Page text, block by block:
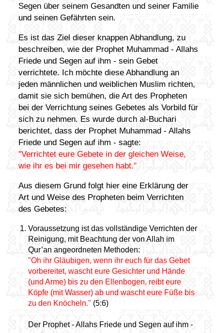
Segen über seinem Gesandten und seiner Familie
und seinen Gefährten sein.
Es ist das Ziel dieser knappen Abhandlung, zu
beschreiben, wie der Prophet Muhammad - Allahs
Friede und Segen auf ihm - sein Gebet
verrichtete. Ich möchte diese Abhandlung an
jeden männlichen und weiblichen Muslim richten,
damit sie sich bemühen, die Art des Propheten
bei der Verrichtung seines Gebetes als Vorbild für
sich zu nehmen. Es wurde durch al-Buchari
berichtet, dass der Prophet Muhammad - Allahs
Friede und Segen auf ihm - sagte:
"Verrichtet eure Gebete in der gleichen Weise,
wie ihr es bei mir gesehen habt."
Aus diesem Grund folgt hier eine Erklärung der
Art und Weise des Propheten beim Verrichten
des Gebetes:
Voraussetzung ist das vollständige Verrichten der
Reinigung, mit Beachtung der von Allah im
Qur’an angeordneten Methoden:
"Oh ihr Gläubigen, wenn ihr euch für das Gebet
vorbereitet, wascht eure Gesichter und Hände
(und Arme) bis zu den Ellenbogen, reibt eure
Köpfe (mit Wasser) ab und wascht eure Füße bis
zu den Knöcheln." (5:6)
Der Prophet - Allahs Friede und Segen auf ihm -